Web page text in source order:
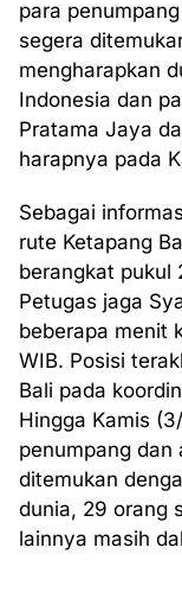
para
segera
mengharapkan
Indonesia dan
Pratama Jaya
harapnya pada
Sebagai
rute Ketapang
berangkat pukul
Petugas jaga
beberapa menit
WIB. Posisi
Bali pada
Hingga Kamis
penumpang dan
ditemukan
dunia, 29 orang
lainnya masih